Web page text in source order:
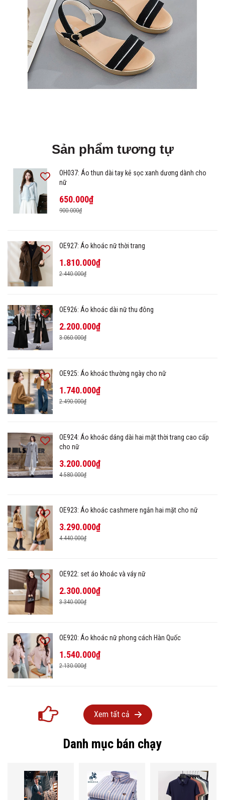
Sản phẩm tương tự
OH037: Áo thun dài tay kẻ sọc xanh dương dành cho
nữ
650.000₫
900.000₫
OE927: Áo khoác nữ thời trang
1.810.000₫
2.440.000₫
OE926: Áo khoác dài nữ thu đông
2.200.000₫
3.060.000₫
OE925: Áo khoác thường ngày cho nữ
1.740.000₫
2.490.000₫
OE924: Áo khoác dáng dài hai mặt thời trang cao cấp
cho nữ
3.200.000₫
4.580.000₫
OE923: Áo khoác cashmere ngắn hai mặt cho nữ
3.290.000₫
4.440.000₫
OE922: set áo khoác và váy nữ
2.300.000₫
3.340.000₫
OE920: Áo khoác nữ phong cách Hàn Quốc
1.540.000₫
2.130.000₫
Xem tất cả
Danh mục bán chạy